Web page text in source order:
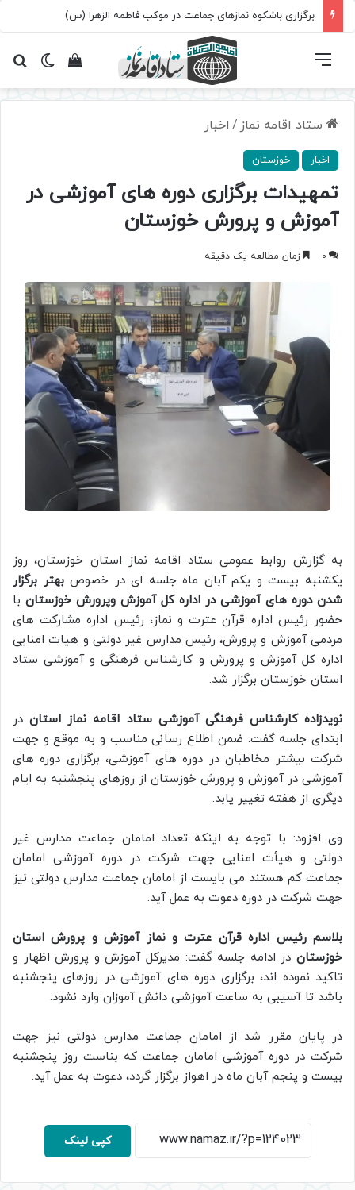
برگزاری باشکوه نمازهای جماعت در موکب فاطمه الزهرا (س)
تغییرمشاهده فهرست
ستاد اقامه نماز / اخبار
اخبار خوزستان
تمهیدات برگزاری دوره های آموزشی در
آموزش و پرورش خوزستان
0 زمان مطالعه یک دقیقه
به گزارش روابط عمومی ستاد اقامه نماز استان خوزستان، روز
یکشنبه بیست و یکم آبان ماه جلسه ای در خصوصبهتر برگزار
شدن دوره های آموزشی در اداره کل آموزش وپرورش خوزستان با
حضور رئیس اداره قرآن عترت و نماز، رئیس اداره مشارکت های
مردمی آموزش و پرورش، رئیس مدارس غیر دولتی و هیات امنایی
اداره کل آموزش و پرورش و کارشناس فرهنگی و آموزشی ستاد
استان خوزستان برگزار شد.
نویدزاده کارشناس فرهنگی آموزشی ستاد اقامه نماز استاندر
ابتدای جلسه گفت: ضمن اطلاع رسانی مناسب و به موقع و جهت
شرکت بیشتر مخاطبان در دوره های آموزشی، برگزاری دوره های
آموزشی در آموزش و پرورش خوزستان از روزهای پنجشنبه به ایام
دیگری از هفته تغییر یابد.
وی افزود: با توجه به اینکه تعداد امامان جماعت مدارس غیر
دولتی و هیأت امنایی جهت شرکت در دوره آموزشی امامان
جماعت کم هستند می بایست از امامان جماعت مدارس دولتی نیز
جهت شرکت در دوره دعوت به عمل آید.
بلاسم رئیس اداره قرآن عترت و نماز آموزش و پرورش استان
خوزستان در ادامه جلسه گفت: مدیرکل آموزش و پرورش اظهار و
تاکید نموده اند، برگزاری دوره های آموزشی در روزهای پنجشنبه
باشد تا آسیبی به ساعت آموزشی دانش آموزان وارد نشود.
در پایان مقرر شد از امامان جماعت مدارس دولتی نیز جهت
شرکت در دوره آموزشی امامان جماعت که بناست روز پنجشنبه
بیست و پنجم آبان ماه در اهواز برگزار گردد، دعوت به عمل آید.
کپی لینک